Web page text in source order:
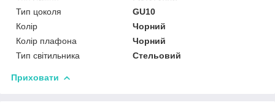
Тип цоколя
GU10
Колір
Чорний
Колір плафона
Чорний
Тип світильника
Стельовий
Приховати